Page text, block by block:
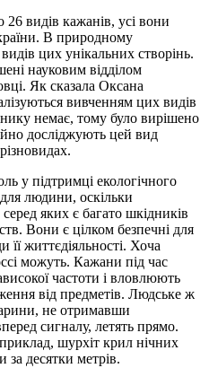
26 видів кажанів, усі вони
В природному
цих унікальних створінь.
науковим відділом
Як сказала Оксана
вивченням цих видів
немає, тому було вирішено
досліджують цей вид
у підтримці екологічного
людини, оскільки
яких є багато шкідників
Вони є цілком безпечні для
життєдіяльності. Хоча
можуть. Кажани під час
частоти і вловлюють
від предметів. Людське ж
не отримавши
сигналу, летять прямо.
шурхіт крил нічних
за десятки метрів.